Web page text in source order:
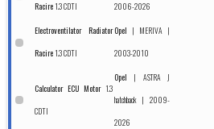
Racire 1.3 CDTI
2006-2026
Electroventilator Radiator
Racire 1.3 CDTI
Opel | MERIVA |
2003-2010
Calculator ECU Motor1.3
CDTI
Opel | ASTRA J
hatchback| 2009-
2026